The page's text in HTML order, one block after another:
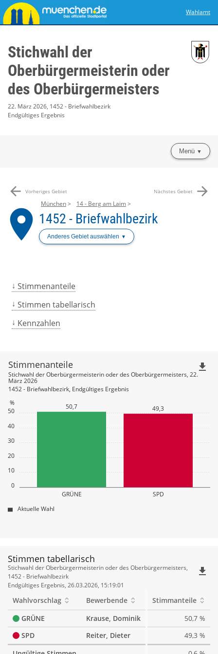
Wahlamt
Stichwahl der
Oberbürgermeisterin oder
des Oberbürgermeisters
22. März 2026, 1452 - Briefwahlbezirk
Endgültiges Ergebnis
Menü
arrow_back Vorheriges Gebiet Nächstes Gebiet arrow_forward
place
München 14 - Berg am Laim
1452 - Briefwahlbezirk
Anderes Gebiet auswählen
Stimmenanteile
Stimmen tabellarisch
Kennzahlen
0
10
20
30
40
50
%
GRÜNE SPD
50,7 49,3
Stimmenanteile
Stichwahl der Oberbürgermeisterin oder des Oberbürgermeisters, 22.
März 2026
1452 - Briefwahlbezirk, Endgültiges Ergebnis
Aktuelle Wahl
file_download
Stimmen tabellarisch
Stimmen
tabellarisch
Stichwahl der Oberbürgermeisterin oder des Oberbürgermeisters,
1452 - Briefwahlbezirk
Endgültiges Ergebnis, 26.03.2026, 15:19:01
file_download
Wahlvorschlag Bewerbende
Stimmanteile
GRÜNE
Krause, Dominik
50,7 %
SPD
Reiter, Dieter
49,3 %